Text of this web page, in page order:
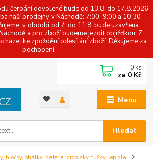
čerpání dovolené bude od 13.8. do 17.8.2026
naší prodejny v Náchodě: 7:00-9:00 a 10:30-
v období od 7. do 11.8. bude uzavřena
a pro zboží budeme jezdit objížďkou. Z
ke zpoždění odesílání zboží. Děkujeme za
pochopení.
Menu
Hledat
0 ks
za 0 Kč
bločky, obálky, baterie, propisky, tužky, lepidla